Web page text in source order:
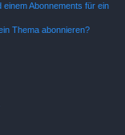
Abonnements für ein
Thema abonnieren?